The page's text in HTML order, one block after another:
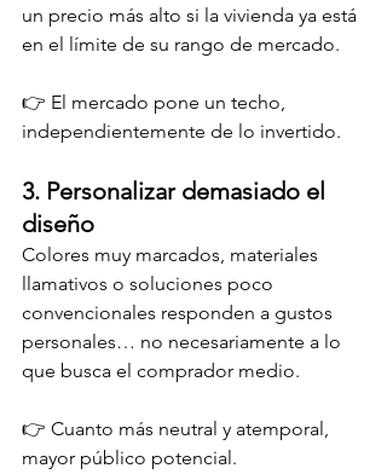
un precio más alto si la vivienda ya está
en el límite de su rango de mercado.
👉 El mercado pone un techo,
independientemente de lo invertido.
3. Personalizar demasiado el
diseño
Colores muy marcados, materiales
llamativos o soluciones poco
convencionales responden a gustos
personales… no necesariamente a lo
que busca el comprador medio.
👉 Cuanto más neutral y atemporal,
mayor público potencial.